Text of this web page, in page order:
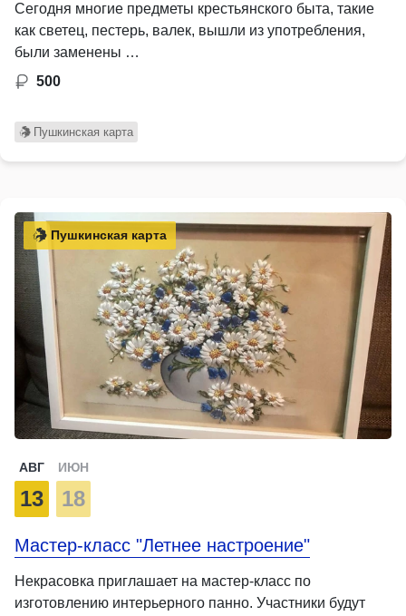
Сегодня многие предметы крестьянского быта, такие
как светец, пестерь, валек, вышли из употребления,
были заменены …
500
Пушкинская карта
Пушкинская карта
АВГ
13
ИЮН
18
Мастер-класс "Летнее настроение"
Некрасовка приглашает на мастер-класс по
изготовлению интерьерного панно. Участники будут